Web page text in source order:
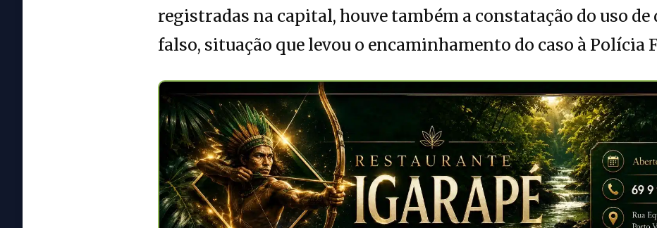
registradas na capital, houve também a constatação do uso
falso, situação que levou o encaminhamento do caso à Polícia